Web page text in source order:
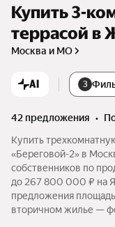
Купить 3-
террасой в
Москва и МО
AI 3
42 предложения •
Купить
«Береговой-2» в
собственников по
до 267 800 000 ₽ на
предложения
вторичном жилье —